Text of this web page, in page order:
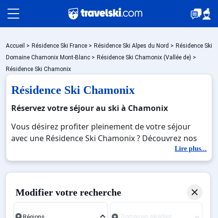
Packages
☼ Montagne été
Accueil > Résidence Ski France > Résidence Ski Alpes du Nord > Résidence Ski
Domaine Chamonix Mont-Blanc > Résidence Ski Chamonix (Vallée de) >
Résidence Ski Chamonix
Résidence Ski Chamonix
Réservez votre séjour au ski à Chamonix
Vous désirez profiter pleinement de votre séjour
avec une Résidence Ski Chamonix ? Découvrez nos
offres de Résidence Ski Chamonix pour skier sans
limite à noel, jour de l'an, février. Fermez les yeux et
imaginez… Profitez de votre Résidence Ski
pourrez mêler les plaisirs de la glisse sur les pistes
Lire plus...
Modifier votre recherche
Domaines skiables